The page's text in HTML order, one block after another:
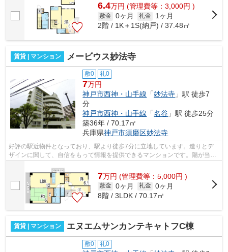
6.4万円 (管理費等：3,000円 )
敷金 0ヶ月 礼金
1ヶ月
2階 / 1K＋1S(納戸) / 37.48㎡
賃貸 | マンション メービウス妙法寺
敷0 礼0
7万円
神戸市西神・山手線 「妙法寺 」駅 徒歩7
分
神戸市西神・山手線 「名谷 」駅 徒歩25分
築36年 / 70.17㎡
兵庫県神戸市須磨区妙法寺
好評の駅近物件となっており、駅より徒歩7分に立地しています。造りとデ
ザインに関して、自信をもって情報を提供できるマンションです。陽が当た
7万円 (管理費等：5,000円 )
敷金 0ヶ月 礼金 0ヶ月
8階 / 3LDK / 70.17㎡
賃貸 | マンション エヌエムサンカンテキャトフC棟
敷0 礼0